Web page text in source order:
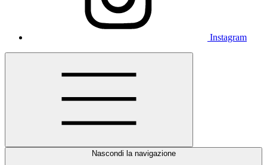
Instagram
Nascondi la navigazione